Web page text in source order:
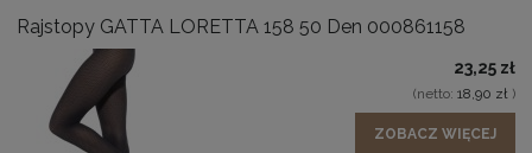
Rajstopy GATTA LORETTA 158 50 Den 000861158
23,25 zł
(netto: 18,90 zł )
ZOBACZ WIĘCEJ